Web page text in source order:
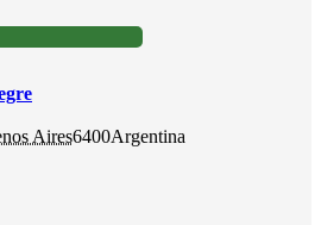
Aires6400Argentina